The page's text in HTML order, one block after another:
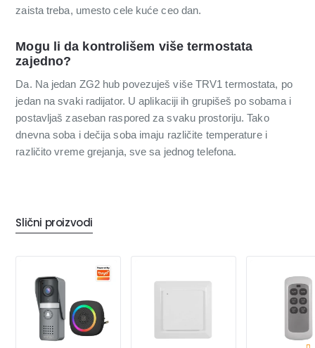
zaista treba, umesto cele kuće ceo dan.
Mogu li da kontrolišem više termostata
zajedno?
Da. Na jedan ZG2 hub povezuješ više TRV1 termostata, po
jedan na svaki radijator. U aplikaciji ih grupišeš po sobama i
postavljaš zaseban raspored za svaku prostoriju. Tako
dnevna soba i dečija soba imaju različite temperature i
različito vreme grejanja, sve sa jednog telefona.
Slični proizvodi